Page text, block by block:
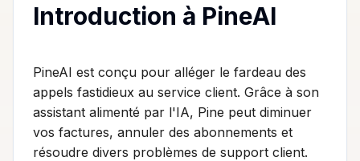
Introduction à PineAI
PineAI est conçu pour alléger le fardeau des
appels fastidieux au service client. Grâce à son
assistant alimenté par l'IA, Pine peut diminuer
vos factures, annuler des abonnements et
résoudre divers problèmes de support client.